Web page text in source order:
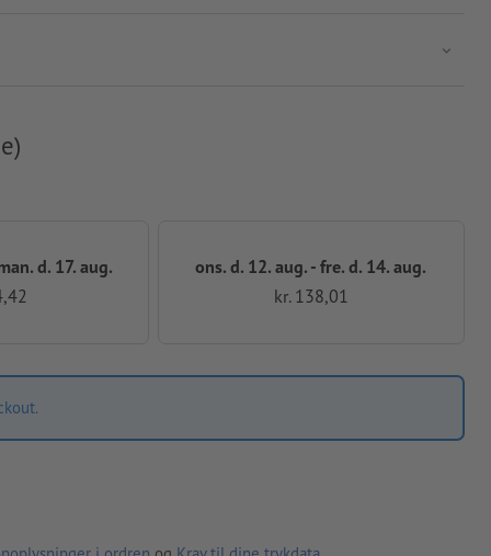
d. 17. aug.
ons. d. 12. aug. - fre. d. 14. aug.
kr. 138,01